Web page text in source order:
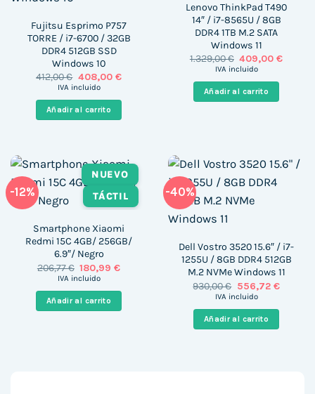
Fujitsu Esprimo P757
TORRE / i7-6700 / 32GB
DDR4 512GB SSD
Windows 10
412,00€ El
precio
era:
412,00 €.
408,00 €El
es:
408,00 €.
IVA incluido
Añadir al carrito
Lenovo ThinkPad T490
14″ / i7-8565U / 8GB
DDR4 1TB M.2 SATA
Windows 11
1.329,00€ El
precio
era:
1.329,00 €.
409,00€El
IVA incluido
Añadir al carrito
-12%
NUEVO
TÁCTIL
Smartphone Xiaomi
Redmi 15C 4GB/ 256GB/
6.9″/ Negro
206,77€ El
precio
era:
206,77 €.
180,99€El
es:
180,99 €.
IVA incluido
Añadir al carrito
-40%
Dell Vostro 3520 15.6″ / i7-
1255U / 8GB DDR4 512GB
M.2 NVMe Windows 11
930,00€ El
precio
era:
930,00 €.
556,72 €El
es:
556,72
IVA incluido
Añadir al carrito